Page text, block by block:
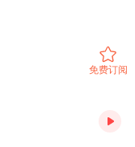
免费订阅